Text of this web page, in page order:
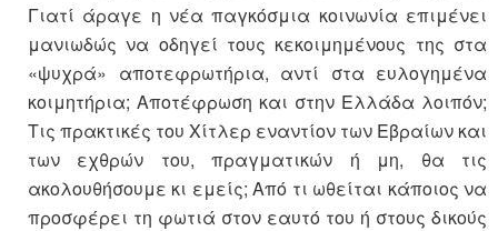
Γιατί άραγε η νέα παγκόσμια κοινωνία επιμένει
μανιωδώς να οδηγεί τους κεκοιμημένους της στα
«ψυχρά» αποτεφρωτήρια, αντί στα ευλογημένα
κοιμητήρια; Αποτέφρωση και στην Ελλάδα λοιπόν;
Τις πρακτικές του Χίτλερ εναντίον των Εβραίων και
των εχθρών του, πραγματικών ή μη, θα τις
ακολουθήσουμε κι εμείς; Από τι ωθείται κάποιος να
προσφέρει τη φωτιά στον εαυτό του ή στους δικούς